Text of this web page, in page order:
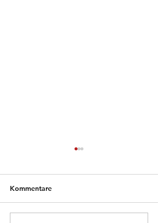
Kommentare